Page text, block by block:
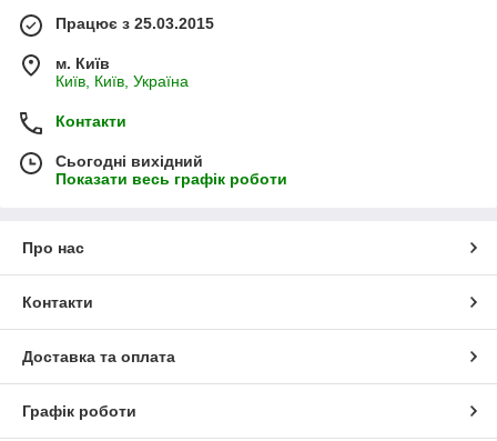
Працює з 25.03.2015
м. Київ
Київ, Київ, Україна
Контакти
Сьогодні вихідний
Показати весь графік роботи
Про нас
Контакти
Доставка та оплата
Графік роботи